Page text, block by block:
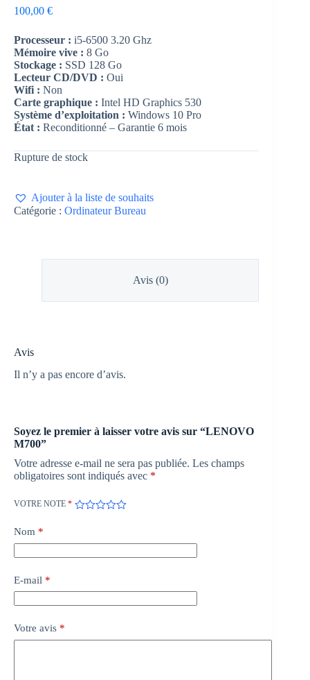
100,00 €
Processeur : i5-6500 3.20 Ghz
Mémoire vive : 8 Go
Stockage : SSD 128 Go
Lecteur CD/DVD : Oui
Wifi : Non
Carte graphique : Intel HD Graphics 530
Système d’exploitation : Windows 10 Pro
État : Reconditionné – Garantie 6 mois
Rupture de stock
Ajouter à la liste de souhaits
Catégorie : Ordinateur Bureau
Avis (0)
Avis
Il n’y a pas encore d’avis.
Soyez le premier à laisser votre avis sur “LENOVO
M700”
Votre adresse e-mail ne sera pas publiée. Les champs
obligatoires sont indiqués avec *
VOTRE NOTE *
Nom *
E-mail *
Votre avis *